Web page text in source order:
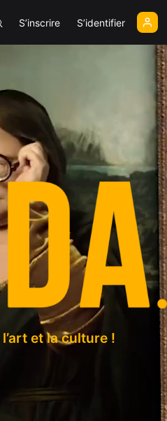
S’inscrire S’identifier
l’art et laculture !